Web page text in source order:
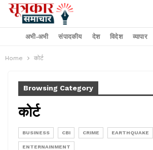
अभी-अभी संपादकीय देश विदेश व्यापार
Home कोर्ट
Browsing Category
कोर्ट
BUSINESS CBI CRIME EARTHQUAKE
ENTERNAINMENT